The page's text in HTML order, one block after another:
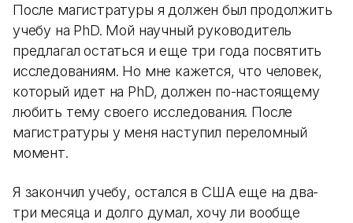
После магистратуры я должен был продолжить
учебу на PhD. Мой научный руководитель
предлагал остаться и еще три года посвятить
исследованиям. Но мне кажется, что человек,
который идет на PhD, должен по-настоящему
любить тему своего исследования. После
магистратуры у меня наступил переломный
момент.
Я закончил учебу, остался в США еще на два-
три месяца и долго думал, хочу ли вообще